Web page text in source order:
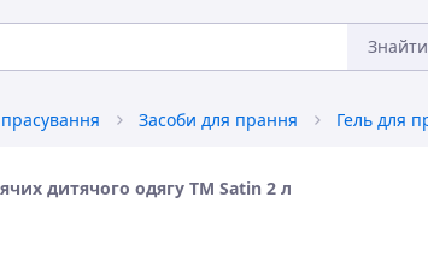
Знайти
Засоби для прання
дитячого одягу ТМ Satin 2 л